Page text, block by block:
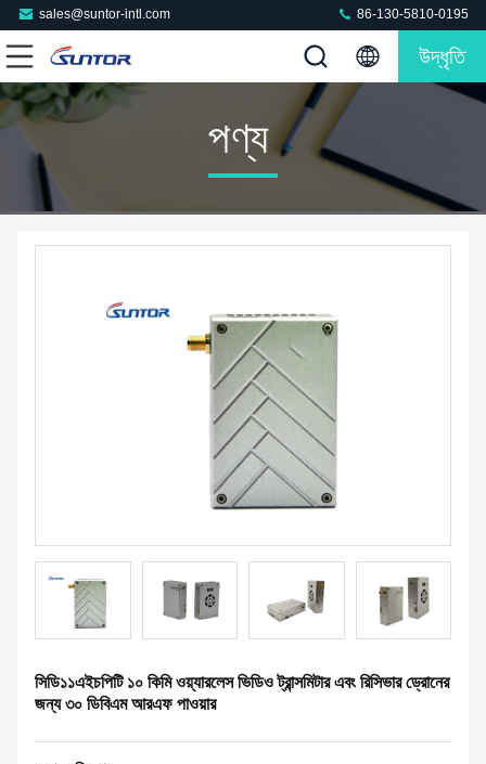
sales@suntor-intl.com 86-130-5810-0195
উদ্ধৃতি
পণ্য
সিডি১১এইচপিটি ১০ কিমি ওয়্যারলেস ভিডিও ট্রান্সমিটার এবং রিসিভার ড্রোনের
জন্য ৩০ ডিবিএম আরএফ পাওয়ার